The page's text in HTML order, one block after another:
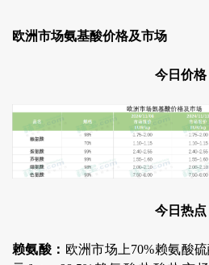
欧洲市场氨基酸价格及市场
今日价格
今日热点
赖氨酸： 欧洲市场上70%赖氨酸